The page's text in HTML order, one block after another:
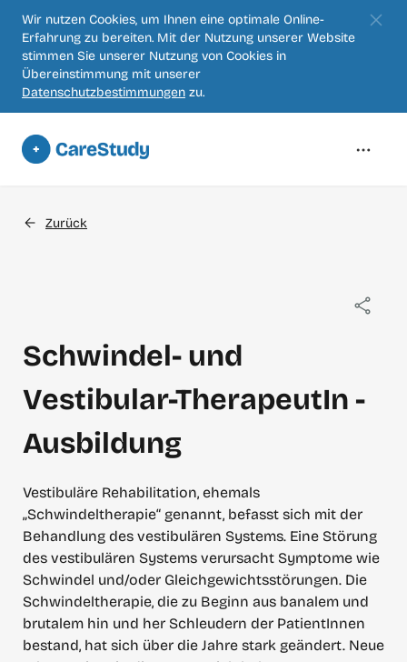
Zum
Hauptinhalt
springen
Wir nutzen Cookies, um Ihnen eine optimale Online-
Erfahrung zu bereiten. Mit der Nutzung unserer Website
stimmen Sie unserer Nutzung von Cookies in
Übereinstimmung mit unserer
Datenschutzbestimmungen zu.
Zurück
Schwindel- und
Vestibular-TherapeutIn -
Ausbildung
Vestibuläre Rehabilitation, ehemals
„Schwindeltherapie“ genannt, befasst sich mit der
Behandlung des vestibulären Systems. Eine Störung
des vestibulären Systems verursacht Symptome wie
Schwindel und/oder Gleichgewichtsstörungen. Die
Schwindeltherapie, die zu Beginn aus banalem und
brutalem hin und her Schleudern der PatientInnen
bestand, hat sich über die Jahre stark geändert. Neue